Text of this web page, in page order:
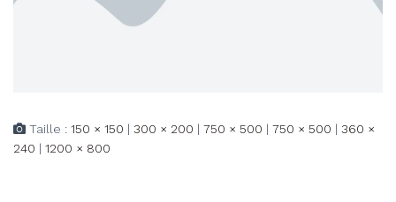
Taille : 150 × 150 | 300 × 200 | 750 × 500 | 750 × 500 | 360 ×
240 | 1200 × 800